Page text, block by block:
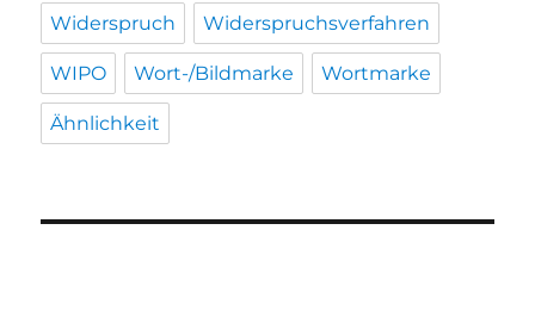
Widerspruch Widerspruchsverfahren
WIPO Wort-/Bildmarke Wortmarke
Ähnlichkeit